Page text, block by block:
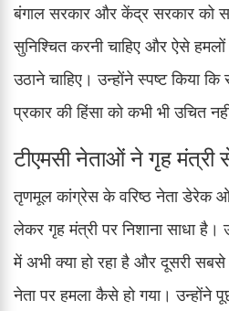
बंगाल सरकार और केंद्र सरकार को
सुनिश्चित करनी चाहिए और ऐसे
उठाने चाहिए। उन्होंने स्पष्ट किया
प्रकार की हिंसा को कभी भी उचित
टीएमसी नेताओं ने गृह मंत्री
तृणमूल कांग्रेस के वरिष्ठ नेता डेरेक
लेकर गृह मंत्री पर निशाना साधा है।
में अभी क्या हो रहा है और दूसरी सबसे
नेता पर हमला कैसे हो गया। उन्होंने